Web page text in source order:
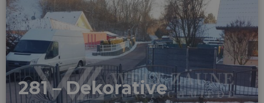
281 – Dekorative